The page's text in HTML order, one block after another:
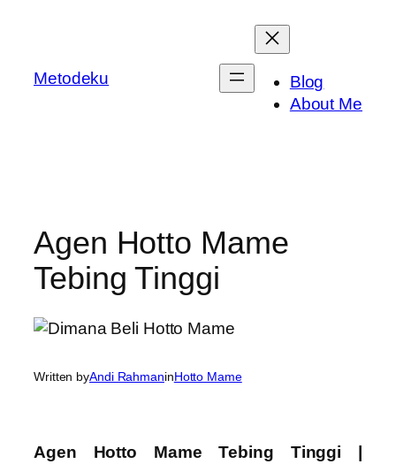
Metodeku
Blog
About Me
Agen Hotto Mame
Tebing Tinggi
Written byAndi RahmaninHotto Mame
Agen Hotto Mame Tebing Tinggi |